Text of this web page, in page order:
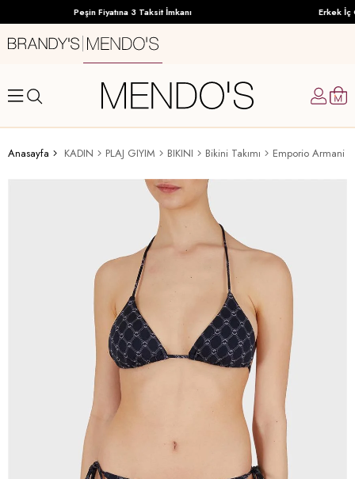
Peşin Fiyatına 3 Taksit İmkanı Erkek İç
Anasayfa KADIN PLAJ GIYIM BIKINI Bikini Takımı Emporio Armani